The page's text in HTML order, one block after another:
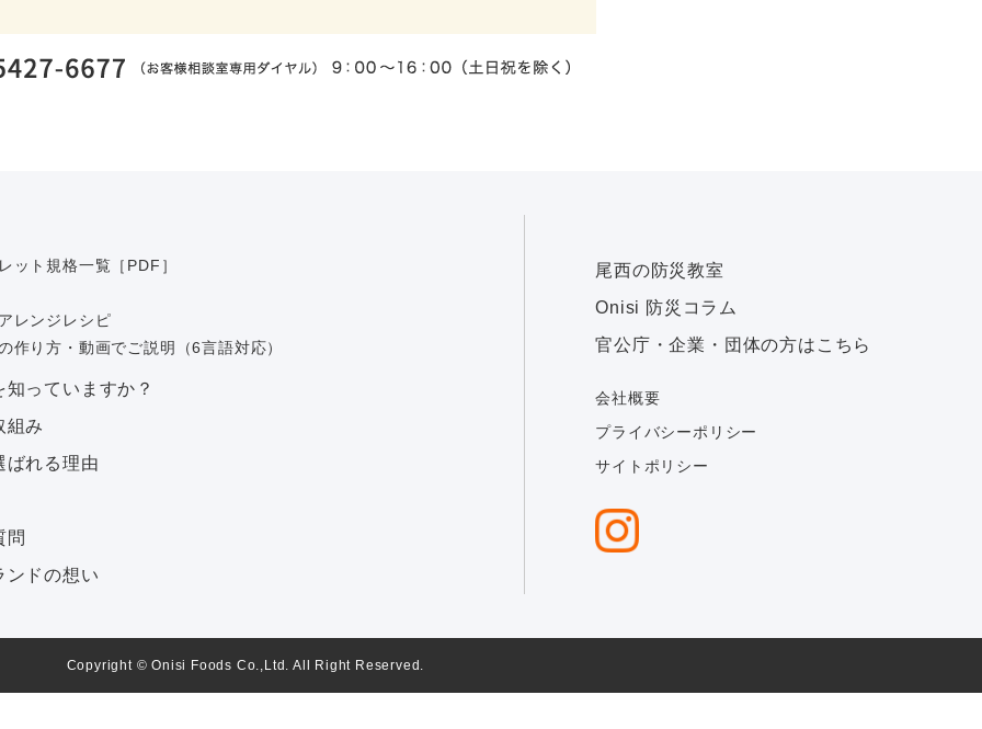
ット規格一覧［PDF］
レンジレシピ
作り方・動画でご説明（6言語対応）
っていますか？
組み
ばれる理由
問
ンドの想い
尾西の防災教室
Onisi 防災コラム
官公庁・企業・団体の方はこちら
会社概要
プライバシーポリシー
サイトポリシー
Copyright © Onisi Foods Co.,Ltd. All Right Reserved.